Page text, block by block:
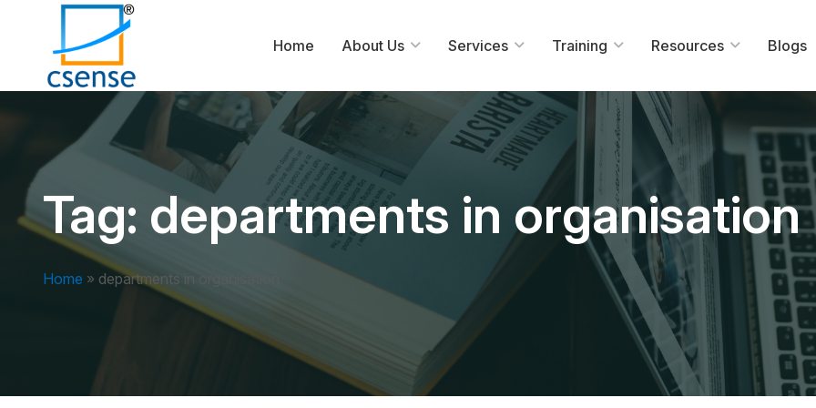
Home About Us Services Training Resources Blogs
Tag: departments in organisation
Home » departments in organisation